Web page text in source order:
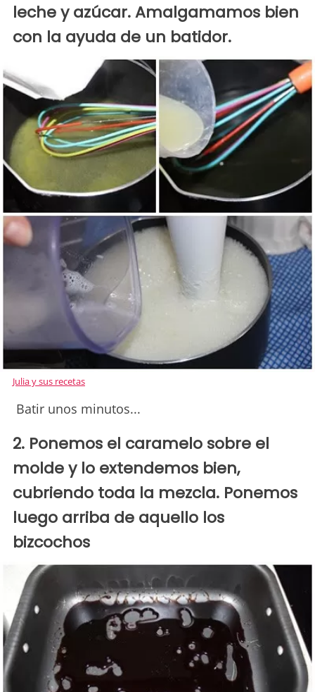
leche y azúcar. Amalgamamos bien
con la ayuda de un batidor.
Julia y sus recetas
Batir unos minutos...
2. Ponemos el caramelo sobre el
molde y lo extendemos bien,
cubriendo toda la mezcla. Ponemos
luego arriba de aquello los
bizcochos